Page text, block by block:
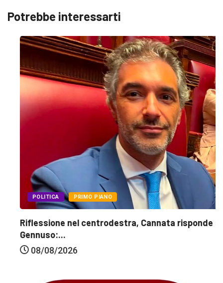
Potrebbe interessarti
POLITICA PRIMO PIANO
Riflessione nel centrodestra, Cannata risponde a
Gennuso:...
08/08/2026